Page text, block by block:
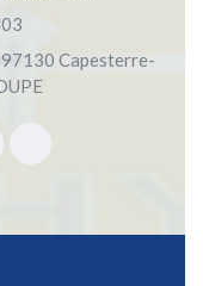
97130 Capesterre-